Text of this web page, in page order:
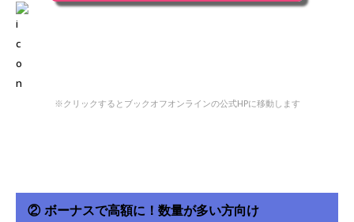
※クリックするとブックオフオンラインの公式HPに移動します
② ボーナスで高額に！数量が多い方向け